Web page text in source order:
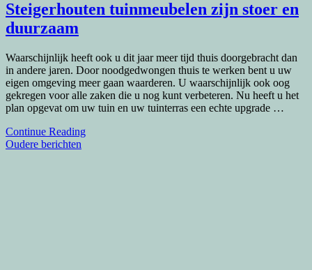
Steigerhouten tuinmeubelen zijn stoer en
duurzaam
Waarschijnlijk heeft ook u dit jaar meer tijd thuis doorgebracht dan
in andere jaren. Door noodgedwongen thuis te werken bent u uw
eigen omgeving meer gaan waarderen. U waarschijnlijk ook oog
gekregen voor alle zaken die u nog kunt verbeteren. Nu heeft u het
plan opgevat om uw tuin en uw tuinterras een echte upgrade …
Continue Reading
Berichtennavigatie
Oudere berichten